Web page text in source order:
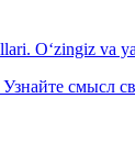
O‘zingiz va
смысл